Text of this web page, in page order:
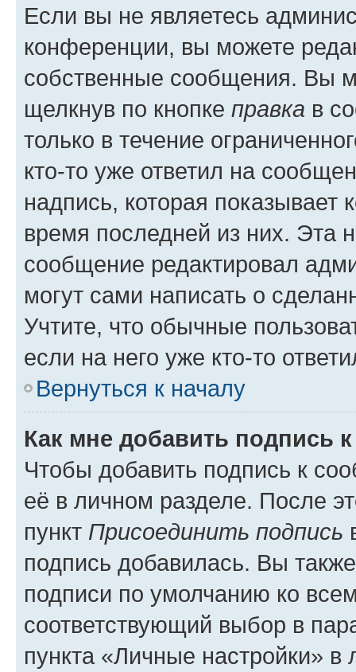
Если вы не являетесь
конференции, вы можете
собственные сообщения. Вы
щелкнув по кнопке правка в
только в течение
кто-то уже ответил на
надпись, которая показывает
время последней из них. Эта
сообщение редактировал
могут сами написать о
Учтите, что обычные
если на него уже кто-то
Вернуться к началу
Как мне добавить подпись
Чтобы добавить подпись к
её в личном разделе. После
пункт Присоединить подпись
подпись добавилась. Вы
подписи по умолчанию ко
соответствующий выбор в
пункта «Личные настройки»